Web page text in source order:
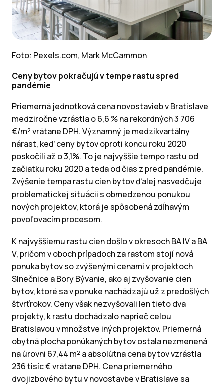
Foto: Pexels.com, Mark McCammon
Ceny bytov pokračujú v tempe rastu spred
pandémie
Priemerná jednotková cena novostavieb v Bratislave
medziročne vzrástla o 6,6 % na rekordných 3 706
€/m² vrátane DPH. Významný je medzikvartálny
nárast, keď ceny bytov oproti koncu roku 2020
poskočili až o 3,1%. To je najvyššie tempo rastu od
začiatku roku 2020 a teda od čias z pred pandémie.
Zvýšenie tempa rastu cien bytov ďalej nasvedčuje
problematickej situácii s obmedzenou ponukou
nových projektov, ktorá je spôsobená zdĺhavým
povoľovacím procesom.
K najvyššiemu rastu cien došlo v okresoch BA IV a BA
V, pričom v oboch prípadoch za rastom stojí nová
ponuka bytov so zvýšenými cenami v projektoch
Slnečnice a Bory Bývanie, ako aj zvyšovanie cien
bytov, ktoré sa v ponuke nachádzajú už z predošlých
štvrťrokov. Ceny však nezvyšovali len tieto dva
projekty, k rastu dochádzalo naprieč celou
Bratislavou v množstve iných projektov. Priemerná
obytná plocha ponúkaných bytov ostala nezmenená
na úrovni 67,44 m² a absolútna cena bytov vzrástla
236 tisíc € vrátane DPH. Cena priemerného
dvojizbového bytu v novostavbe v Bratislave sa